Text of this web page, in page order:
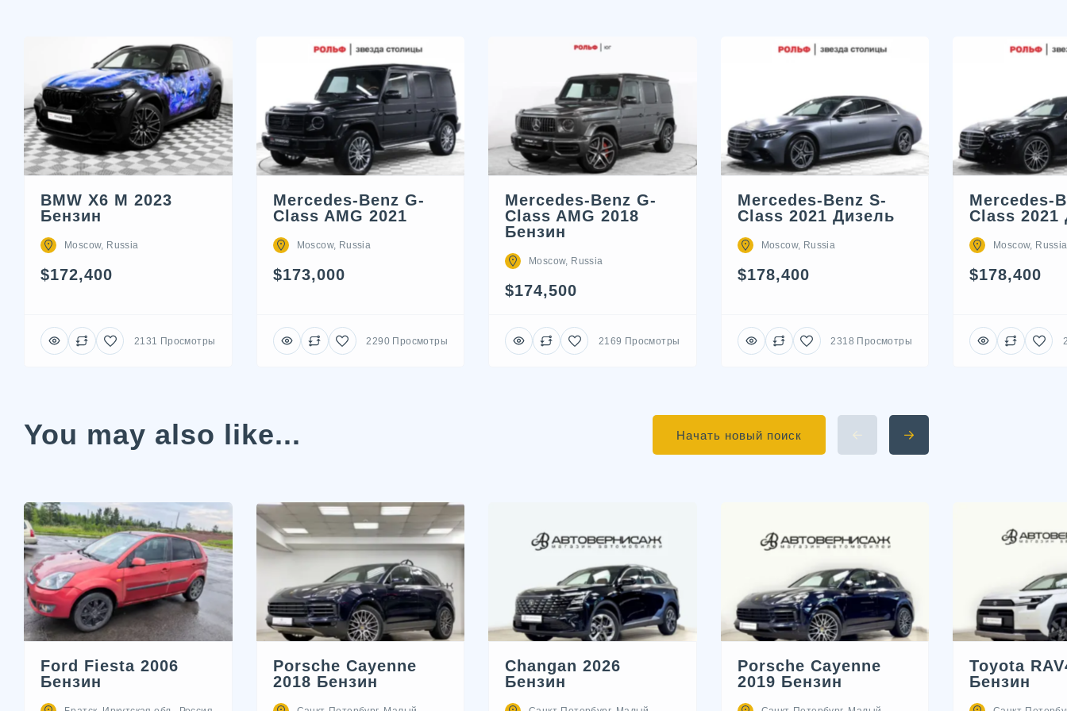
BMW X6 M 2023
Бензин
Moscow, Russia
$172,400
2131 Просмотры
Mercedes-Benz G-
Class AMG 2021
Moscow, Russia
$173,000
2290 Просмотры
Mercedes-Benz G-
Class AMG 2018
Бензин
Moscow, Russia
$174,500
2169 Просмотры
Mercedes-Benz S-
Class 2021 Дизель
Moscow, Russia
$178,400
2318 Просмотры
Mercedes-
Class 2021
Moscow, Russia
$178,400
You may also like... Начать новый поиск
Ford Fiesta 2006
Бензин
Porsche Cayenne
2018 Бензин
Changan 2026
Бензин
Porsche Cayenne
2019 Бензин
Toyota
Бензин